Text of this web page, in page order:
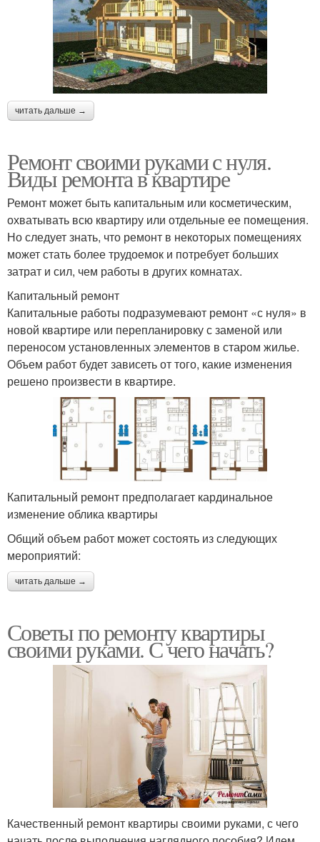
читать дальше →
Ремонт своими руками с нуля.
Виды ремонта в квартире
Ремонт может быть капитальным или косметическим,
охватывать всю квартиру или отдельные ее помещения.
Но следует знать, что ремонт в некоторых помещениях
может стать более трудоемок и потребует больших
затрат и сил, чем работы в других комнатах.
Капитальный ремонт
Капитальные работы подразумевают ремонт «с нуля» в
новой квартире или перепланировку с заменой или
переносом установленных элементов в старом жилье.
Объем работ будет зависеть от того, какие изменения
решено произвести в квартире.
Капитальный ремонт предполагает кардинальное
изменение облика квартиры
Общий объем работ может состоять из следующих
мероприятий:
читать дальше →
Советы по ремонту квартиры
своими руками. С чего начать?
Качественный ремонт квартиры своими руками, с чего